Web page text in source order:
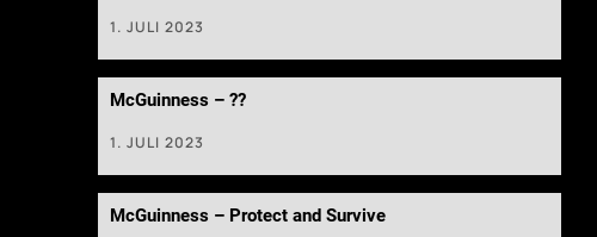
1. JULI 2023
McGuinness – ??
1. JULI 2023
McGuinness – Protect and Survive